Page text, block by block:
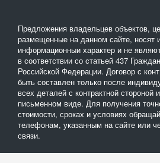
Предложения владельцев объектов,
размещенные на данном сайте, носят
информационныи характер и не
в соответствии со статьей 437
Российской Федерации. Договор с
быть составлен только после
всех деталей с контрактной
письменном виде. Для получения
стоимости, сроках и условиях
телефонам, указанным на сайте или
связи.